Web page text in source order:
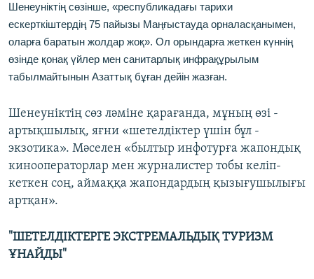
Шенеуніктің сөзінше, «республикадағы тарихи
ескерткіштердің 75 пайызы Маңғыcтауда орналасқанымен,
оларға баратын жолдар жоқ». Ол орындарға жеткен күннің
өзінде қонақ үйлер мен санитарлық инфрақұрылым
табылмайтынын Азаттық бұған дейін жазған.
Шенеуніктің сөз ләміне қарағанда, мұның өзі -
артықшылық, яғни «шетелдіктер үшін бұл -
экзотика». Мәселен «былтыр инфотурға жапондық
кинооператорлар мен журналистер тобы келіп-
кеткен соң, аймаққа жапондардың қызығушылығы
артқан».
"ШЕТЕЛДІКТЕРГЕ ЭКСТРЕМАЛЬДЫҚ ТУРИЗМ
ҰНАЙДЫ"